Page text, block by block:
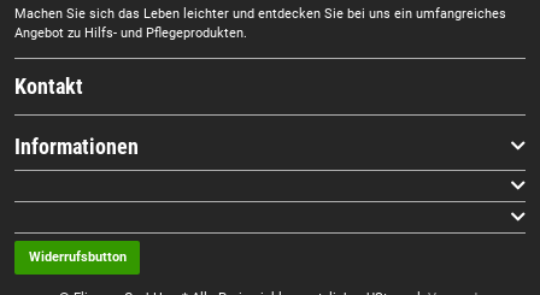
Machen Sie sich das Leben leichter und entdecken Sie bei uns ein umfangreiches
Angebot zu Hilfs- und Pflegeprodukten.
Kontakt
Informationen
Widerrufsbutton